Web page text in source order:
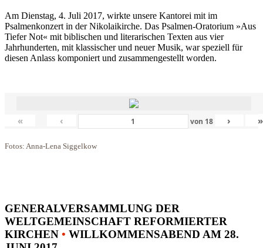
Am Dienstag, 4. Juli 2017, wirkte unsere Kantorei mit im
Psalmenkonzert in der Nikolaikirche. Das Psalmen-Oratorium »Aus
Tiefer Not« mit biblischen und literarischen Texten aus vier
Jahrhunderten, mit klassischer und neuer Musik, war speziell für
diesen Anlass komponiert und zusammengestellt worden.
« ‹ von 18 › »
Fotos: Anna-Lena Siggelkow
GENERALVERSAMMLUNG DER
WELTGEMEINSCHAFT REFORMIERTER
KIRCHEN • WILLKOMMENSABEND AM 28.